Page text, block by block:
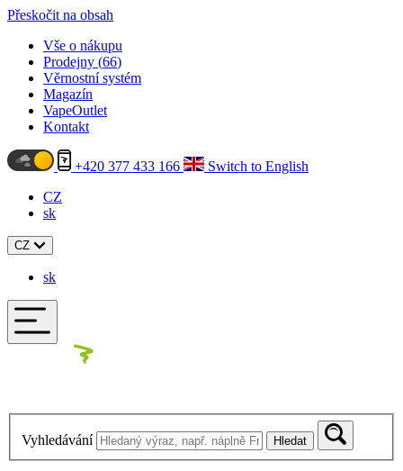
Přeskočit na obsah
Vše o nákupu
Prodejny (66)
Věrnostní systém
Magazín
VapeOutlet
Kontakt
+420 377 433 166
Switch to English
CZ
sk
CZ
sk
Vyhledávání Hledat